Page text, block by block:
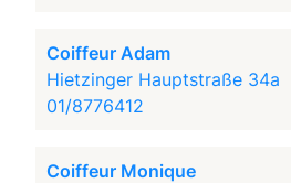
Coiffeur Adam
Hietzinger Hauptstraße 34a
01/8776412
Coiffeur Monique